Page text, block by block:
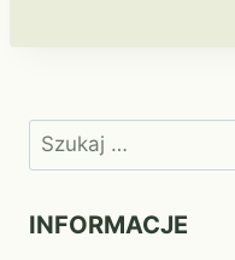
Szukaj:
INFORMACJE